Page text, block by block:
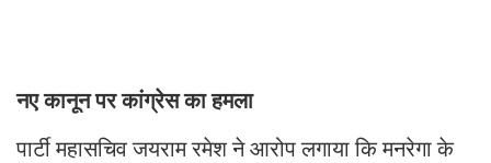
नए कानून पर कांग्रेस का हमला
पार्टी महासचिव जयराम रमेश ने आरोप लगाया कि मनरेगा के